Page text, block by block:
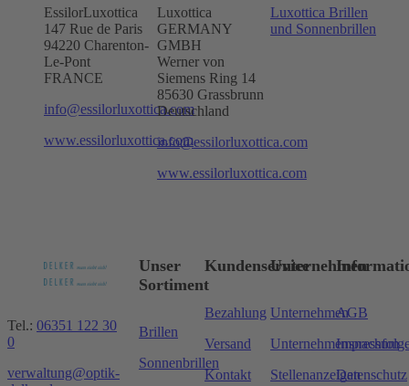
EssilorLuxottica
147 Rue de Paris
94220 Charenton-
Le-Pont
FRANCE
info@essilorluxottica.com
www.essilorluxottica.com
Luxottica
GERMANY
GMBH
Werner von
Siemens Ring 14
85630 Grassbrunn
Deutschland
info@essilorluxottica.com
www.essilorluxottica.com
Luxottica Brillen
und Sonnenbrillen
Tel.: 06351 122 30
0
verwaltung@optik-
Unser
Sortiment
Brillen
Sonnenbrillen
Kundenservice
Bezahlung
Versand
Kontakt
Unternehmen
Unternehmen
Stellenanzeigen
AGB
Impressum
Datenschutz